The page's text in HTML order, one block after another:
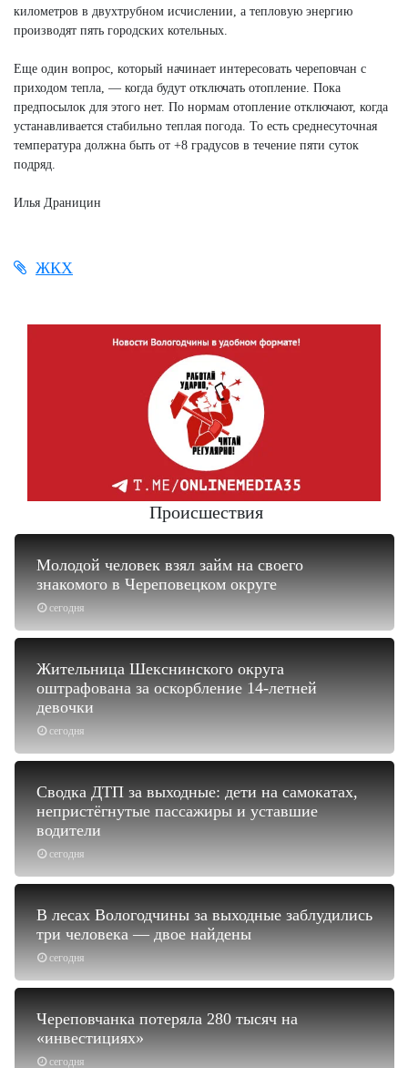
километров в двухтрубном исчислении, а тепловую энергию
производят пять городских котельных.
Еще один вопрос, который начинает интересовать череповчан с
приходом тепла, — когда будут отключать отопление. Пока
предпосылок для этого нет. По нормам отопление отключают, когда
устанавливается стабильно теплая погода. То есть среднесуточная
температура должна быть от +8 градусов в течение пяти суток
подряд.
Илья Драницин
ЖКХ
Происшествия
сегодня
Молодой человек взял займ на своего
знакомого в Череповецком округе
сегодня
Жительница Шекснинского округа
оштрафована за оскорбление 14-летней
девочки
сегодня
Сводка ДТП за выходные: дети на самокатах,
непристёгнутые пассажиры и уставшие
водители
сегодня
В лесах Вологодчины за выходные заблудились
три человека — двое найдены
сегодня
Череповчанка потеряла 280 тысяч на
«инвестициях»